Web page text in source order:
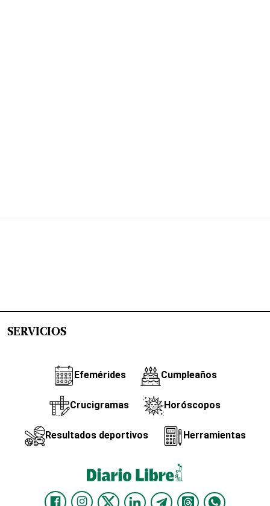
SERVICIOS
Efemérides Cumpleaños
Crucigramas Horóscopos
Resultados deportivos Herramientas